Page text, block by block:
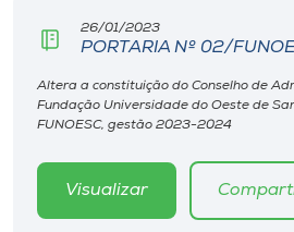
Editora
Rádio
26/01/2023
PORTARIA Nº 02/
Altera a constituição do Conselho de
Fundação Universidade do Oeste de
FUNOESC, gestão 2023-2024
Visualizar